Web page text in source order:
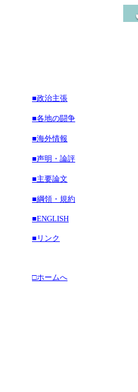
■政治主張
■各地の闘争
■海外情報
■声明・論評
■主要論文
■綱領・規約
■ENGLISH
■リンク
□ホームへ